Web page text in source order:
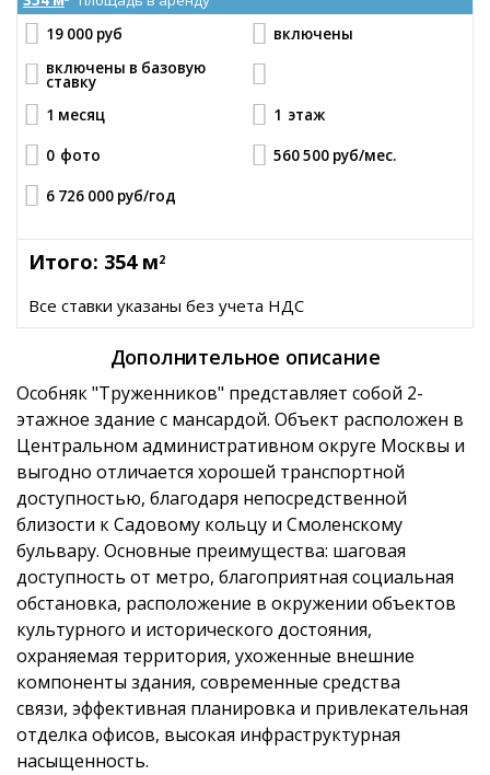
19 000 руб
включены
включены в базовую
ставку
1 месяц
1 этаж
0 фото 560 500 руб/мес.
6 726 000 руб/год
Итого: 354 м2
Все ставки указаны без учета НДС
Дополнительное описание
Особняк "Труженников" представляет собой 2-
этажное здание с мансардой. Объект расположен в
Центральном административном округе Москвы и
выгодно отличается хорошей транспортной
доступностью, благодаря непосредственной
близости к Садовому кольцу и Смоленскому
бульвару. Основные преимущества: шаговая
доступность от метро, благоприятная социальная
обстановка, расположение в окружении объектов
культурного и исторического достояния,
охраняемая территория, ухоженные внешние
компоненты здания, современные средства
связи, эффективная планировка и привлекательная
отделка офисов, высокая инфраструктурная
насыщенность.